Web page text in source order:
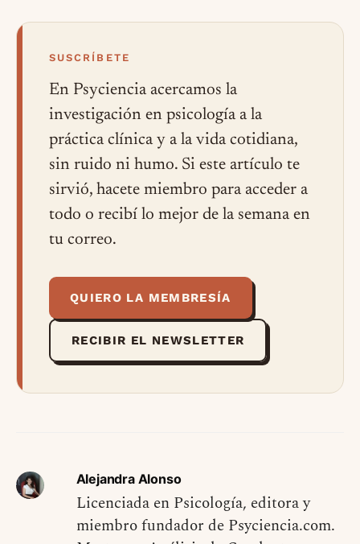
SUSCRÍBETE
En Psyciencia acercamos la
investigación en psicología a la
práctica clínica y a la vida cotidiana,
sin ruido ni humo. Si este artículo te
sirvió, hacete miembro para acceder a
todo o recibí lo mejor de la semana en
tu correo.
QUIERO LA MEMBRESÍA
RECIBIR EL NEWSLETTER
Alejandra Alonso
Licenciada en Psicología, editora y
miembro fundador de Psyciencia.com.